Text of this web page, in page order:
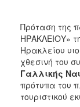
ΠΟΛΗΠρόταση της
ΗΡΑΚΛΕΙΟΥ»
Ηρακλείου
χθεσινή του
Γαλλικής
πρότυπα του
τουριστικού